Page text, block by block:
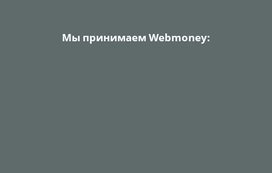
Мы принимаем Webmoney: